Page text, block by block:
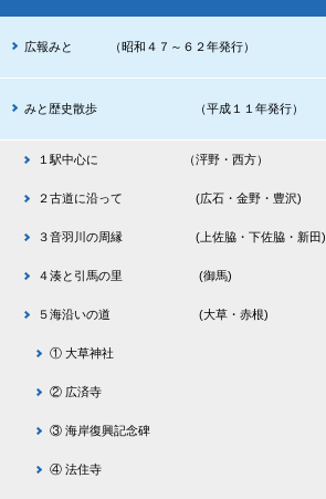
広報みと （昭和４７～６２年発行）
みと歴史散歩 （平成１１年発行）
１駅中心に （泙野・西方）
２古道に沿って (広石・金野・豊沢)
３音羽川の周縁 (上佐脇・下佐脇・新田)
４湊と引馬の里 (御馬)
５海沿いの道 (大草・赤根)
① 大草神社
② 広済寺
③ 海岸復興記念碑
④ 法住寺